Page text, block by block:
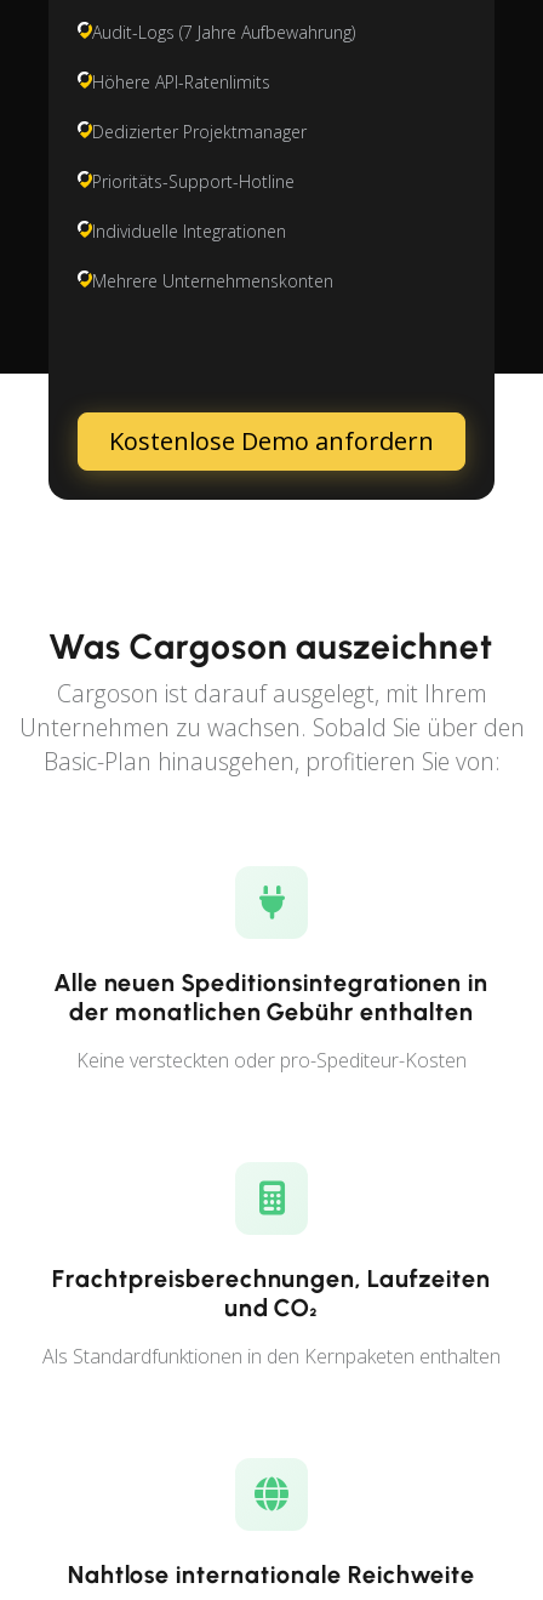
Audit-Logs (7 Jahre Aufbewahrung)
Höhere API-Ratenlimits
Dedizierter Projektmanager
Prioritäts-Support-Hotline
Individuelle Integrationen
Mehrere Unternehmenskonten
Kostenlose Demo anfordern
Was Cargoson auszeichnet
Cargoson ist darauf ausgelegt, mit Ihrem
Unternehmen zu wachsen. Sobald Sie über den
Basic-Plan hinausgehen, profitieren Sie von:
Alle neuen Speditionsintegrationen in
der monatlichen Gebühr enthalten
Keine versteckten oder pro-Spediteur-Kosten
Frachtpreisberechnungen, Laufzeiten
und CO₂
Als Standardfunktionen in den Kernpaketen enthalten
Nahtlose internationale Reichweite